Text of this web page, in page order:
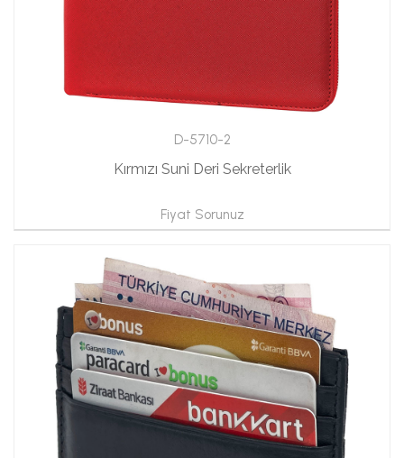
D-5710-2
Kırmızı Suni Deri Sekreterlik
Fiyat Sorunuz